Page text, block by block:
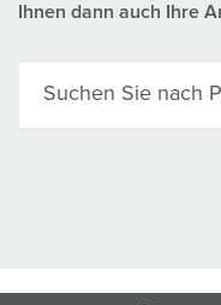
Ihnen dann auch Ihre
Suchen Sie nach